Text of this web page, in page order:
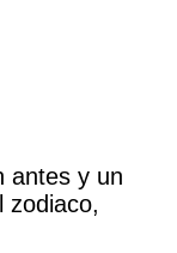
antes y un
zodiaco,